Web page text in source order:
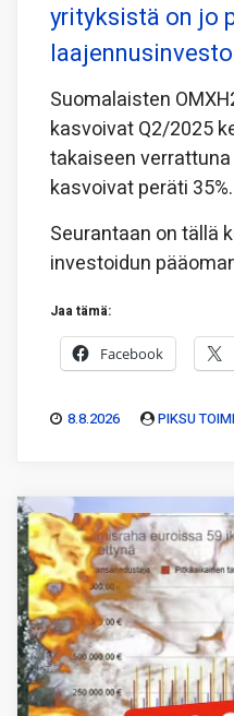
yrityksistä on jo
Suomalaisten
kasvoivat Q2/2025
takaiseen
kasvoivat peräti 35%.
Seurantaan on tällä
investoidun
Jaa tämä:
Facebook
8.8.2026 PIKSU